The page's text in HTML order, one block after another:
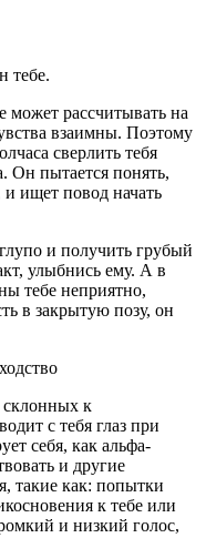
тебе.
может рассчитывать на
взаимны. Поэтому
сверлить тебя
Он пытается понять,
и ищет повод начать
и получить грубый
улыбнись ему. А в
тебе неприятно,
в закрытую позу, он
склонных к
с тебя глаз при
себя, как альфа-
и другие
такие как: попытки
к тебе или
и низкий голос,